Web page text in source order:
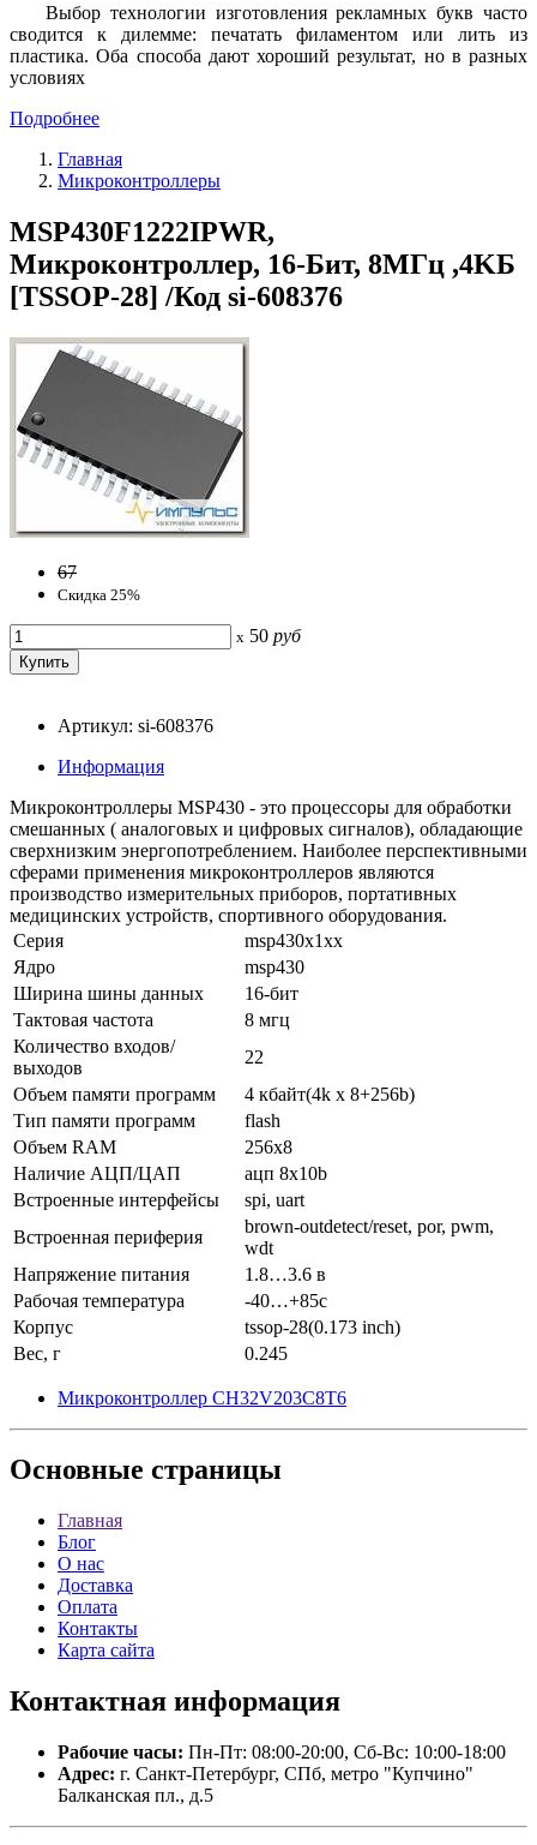
Выбор технологии изготовления рекламных букв часто
сводится к дилемме: печатать филаментом или лить из
пластика. Оба способа дают хороший результат, но в разных
условиях
Подробнее
Главная
Микроконтроллеры
MSP430F1222IPWR,
Микроконтроллер, 16-Бит, 8MГц ,4KБ
[TSSOP-28] /Код si-608376
67
Скидка 25%
x 50 руб
Артикул: si-608376
Информация
Микроконтроллеры MSP430 - это процессоры для обработки
смешанных ( аналоговых и цифровых сигналов), обладающие
сверхнизким энергопотреблением. Наиболее перспективными
сферами применения микроконтроллеров являются
производство измерительных приборов, портативных
медицинских устройств, спортивного оборудования.
Серия
msp430x1xx
Ядро
msp430
Ширина шины данных
16-бит
Тактовая частота
8 мгц
Количество входов/
выходов
22
Объем памяти программ
4 кбайт(4k x 8+256b)
Тип памяти программ
flash
Объем RAM
256x8
Наличие АЦП/ЦАП
ацп 8x10b
Встроенные интерфейсы
spi, uart
Встроенная периферия
brown-outdetect/reset, por, pwm,
wdt
Напряжение питания
1.8…3.6 в
Рабочая температура
-40…+85c
Корпус
tssop-28(0.173 inch)
Вес, г
0.245
Микроконтроллер CH32V203C8T6
Основные страницы
Главная
Блог
О нас
Доставка
Оплата
Контакты
Карта сайта
Контактная информация
Рабочие часы: Пн-Пт: 08:00-20:00, Сб-Вс: 10:00-18:00
Адрес: г. Санкт-Петербург, СПб, метро "Купчино"
Балканская пл., д.5